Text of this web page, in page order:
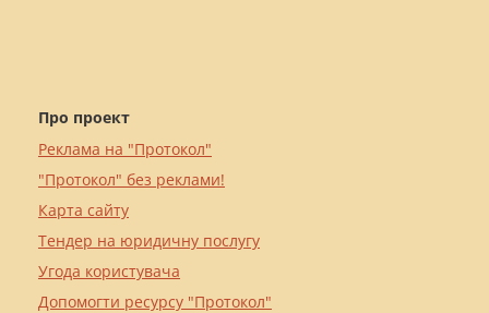
Про проект
Реклама на "Протокол"
"Протокол" без реклами!
Карта сайту
Тендер на юридичну послугу
Угода користувача
Допомогти ресурсу "Протокол"